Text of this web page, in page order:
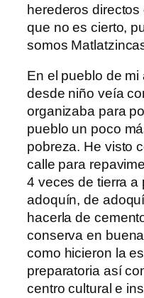
herederos
que no es cierto,
somos
En el pueblo de
desde niño veía
organizaba para
pueblo un poco
pobreza. He visto
calle para
4 veces de tierra a
adoquín, de
hacerla de
conserva en
como hicieron la
preparatoria así
centro cultural e